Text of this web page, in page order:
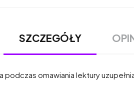
SZCZEGÓŁY
omawiania lektury